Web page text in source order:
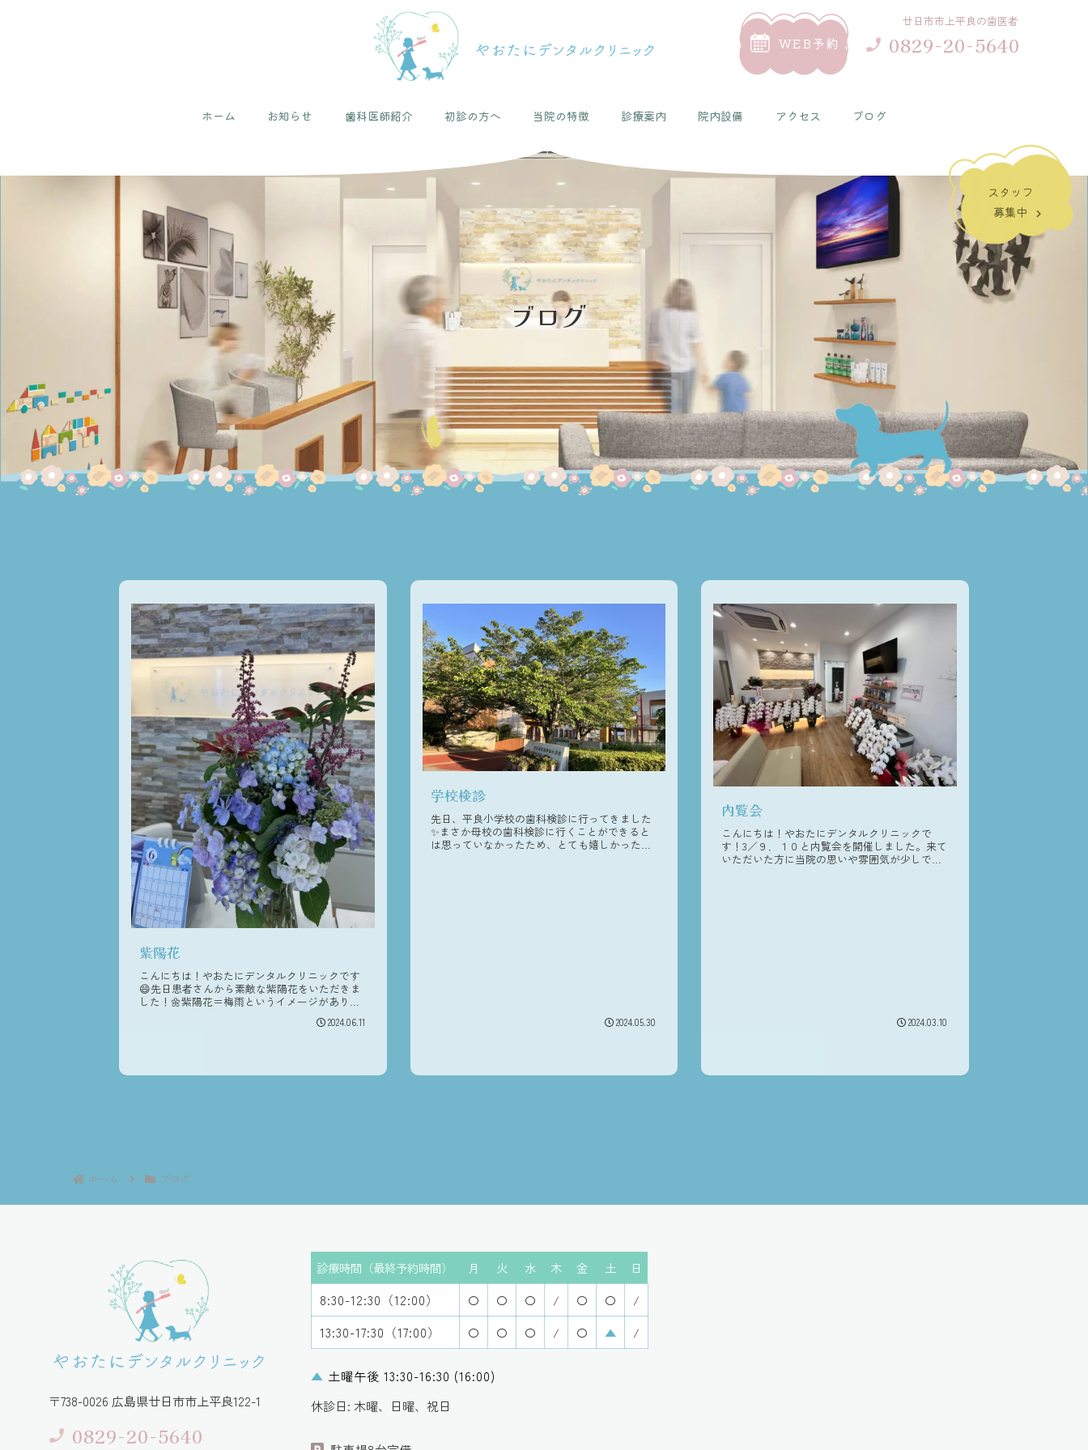
スタッフ
募集中
WEB予約
廿日市市上平良の歯医者
0829-20-5640
ホーム お知らせ 歯科医師紹介 初診の方へ 当院の特徴 診療案内 院内設備 アクセス ブログ
ブログ
紫陽花
こんにちは！やおたにデンタルクリニックです
😄先日患者さんから素敵な紫陽花をいただきま
した！🌼紫陽花＝梅雨というイメージがありま
ね。ただ、少しずつ湿度が上がってきているよ
2024.06.11
学校検診
先日、平良小学校の歯科検診に行ってきました
✨まさか母校の歯科検診に行くことができると
は思っていなかったため、とても嬉しかったで
2024.05.30
内覧会
こんにちは！やおたにデンタルクリニックで
す！3／９．１０と内覧会を開催しました。来て
いただいた方に当院の思いや雰囲気が少しでも
2024.03.10
ホーム ブログ
〒738-0026 広島県廿日市市上平良122-1
0829-20-5640
診療時間 （最終予約時間） 月 火 水 木 金 土 日
8:30-12:30（12:00） 〇 〇 〇 / 〇 〇 /
13:30-17:30（17:00） 〇 〇 〇 / 〇 ▲ /
▲ 土曜午後 13:30-16:30 (16:00)
休診日: 木曜、日曜、祝日